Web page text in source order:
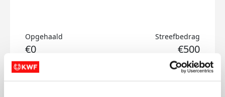
Opgehaald
€0
Streefbedrag
€500